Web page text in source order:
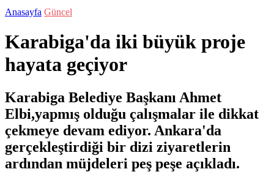
Anasayfa Güncel
Karabiga'da iki büyük proje
hayata geçiyor
Karabiga Belediye Başkanı Ahmet
Elbi,yapmış olduğu çalışmalar ile dikkat
çekmeye devam ediyor. Ankara'da
gerçekleştirdiği bir dizi ziyaretlerin
ardından müjdeleri peş peşe açıkladı.